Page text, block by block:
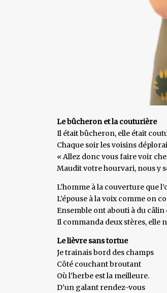
Le bûcheron et la couturière
Il était bûcheron, elle était
Chaque soir les voisins
« Allez donc vous faire voir
Maudit votre hourvari, nous y
L’homme à la couverture que
L’épouse à la voix comme on
Ensemble ont abouti à du câlin
Il commanda deux stères, elle
Le lièvre sans tortue
Je trainais bord des champs
Côté couchant broutant
Où l’herbe est la meilleure.
D’un galant rendez-vous